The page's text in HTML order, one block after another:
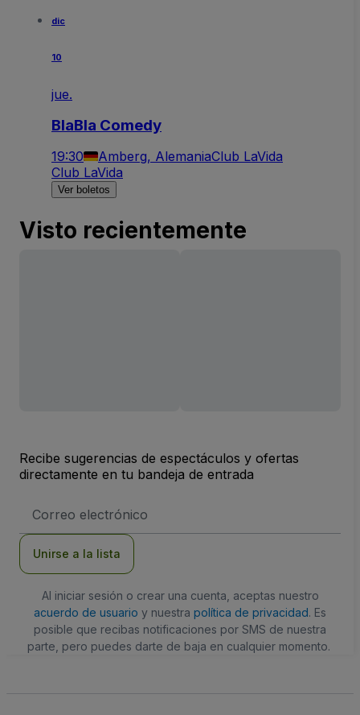
dic
10
jue.
BlaBla Comedy
19:30 Amberg, AlemaniaClub LaVida
Club LaVida
Ver boletos
Visto recientemente
Recibe sugerencias de espectáculos y ofertas
directamente en tu bandeja de entrada
de
Unirse a la lista
Al iniciar sesión o crear una cuenta, aceptas nuestro
acuerdo de usuario y nuestra política de privacidad. Es
posible que recibas notificaciones por SMS de nuestra
parte, pero puedes darte de baja en cualquier momento.